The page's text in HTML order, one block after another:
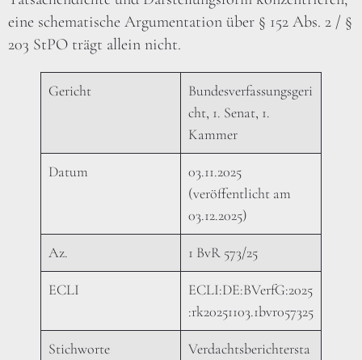
eine schematische Argumentation über § 152 Abs. 2 / §
203 StPO trägt allein nicht.
Gericht
Bundesverfassungsgeri
cht, 1. Senat, 1.
Kammer
Datum
03.11.2025
(veröffentlicht am
03.12.2025)
Az. 1 BvR 573/25
ECLI
ECLI:DE:BVerfG:2025
:rk20251103.1bvr057325
Stichworte
Verdachtsberichtersta